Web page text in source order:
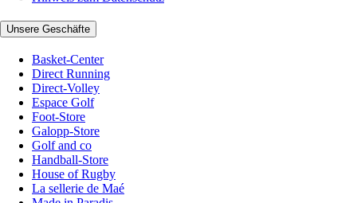
Unsere Geschäfte
Basket-Center
Direct Running
Direct-Volley
Espace Golf
Foot-Store
Galopp-Store
Golf and co
Handball-Store
House of Rugby
La sellerie de Maé